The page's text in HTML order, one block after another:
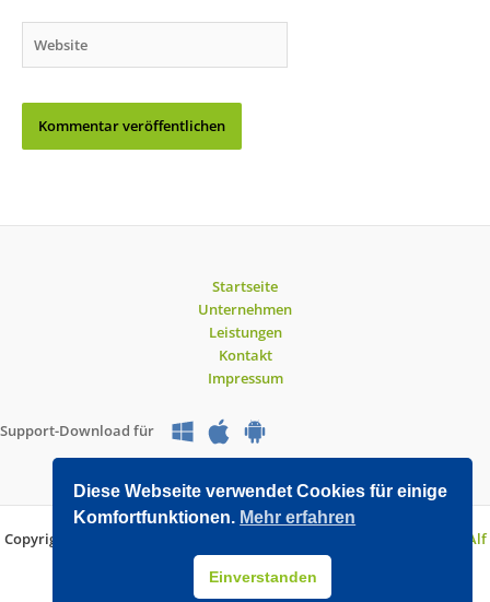
Startseite
Unternehmen
Leistungen
Kontakt
Impressum
Support-Download für
Copyright © 2026 O&V DATEC GmbH | Entwickelt mit WordPress von
Alf
Drollinger
Diese Webseite verwendet Cookies für einige
Komfortfunktionen. Mehr erfahren
Einverstanden